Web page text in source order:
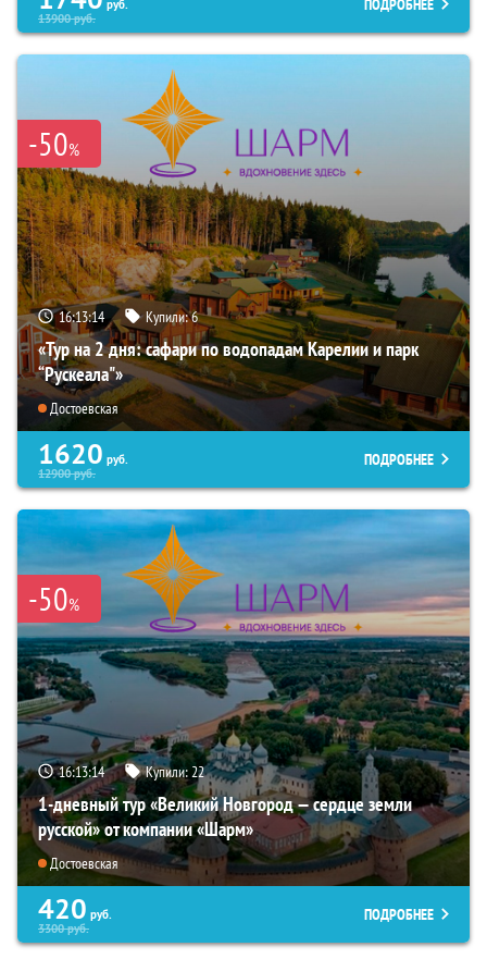
руб.
13900руб.
ПОДРОБНЕЕ
-50%
16:13:12 Купили:6
«Тур на 2 дня: сафари по водопадам Карелии и парк
“Рускеала"»
Достоевская
1620 руб.
12900руб.
ПОДРОБНЕЕ
-50%
16:13:12 Купили:22
1-дневный тур «Великий Новгород — сердце земли
русской» от компании «Шарм»
Достоевская
420 руб.
3300руб.
ПОДРОБНЕЕ